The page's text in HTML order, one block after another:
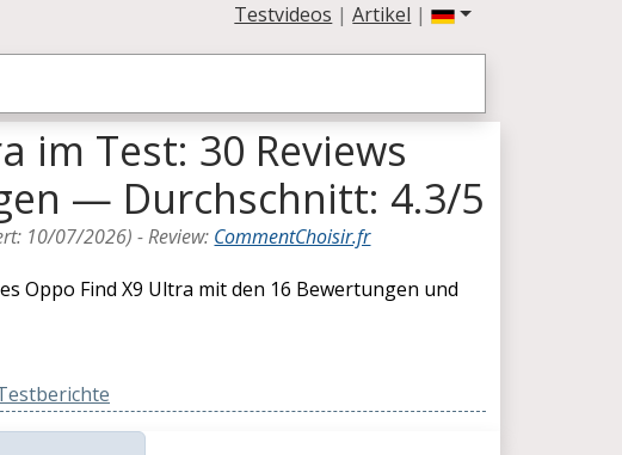
Testvideos |Artikel |
im Test: 30 Reviews
— Durchschnitt: 4.3/5
10/07/2026) -Review: CommentChoisir.fr
Oppo Find X9 Ultra mit den 16 Bewertungen und